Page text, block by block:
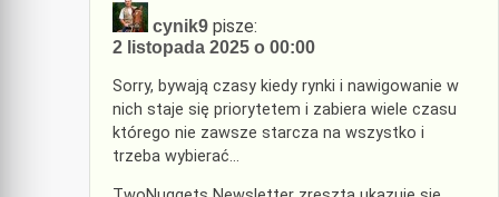
cynik9 pisze:
2 listopada 2025 o 00:00
Sorry, bywają czasy kiedy rynki i nawigowanie w
nich staje się priorytetem i zabiera wiele czasu
którego nie zawsze starcza na wszystko i
trzeba wybierać…